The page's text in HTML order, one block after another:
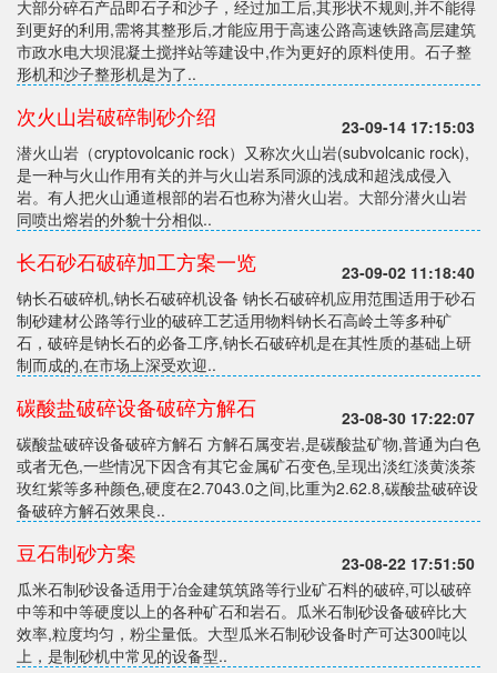
大部分碎石产品即石子和沙子，经过加工后,其形状不规则,并不能得
到更好的利用,需将其整形后,才能应用于高速公路高速铁路高层建筑
市政水电大坝混凝土搅拌站等建设中,作为更好的原料使用。石子整
形机和沙子整形机是为了..
次火山岩破碎制砂介绍
23-09-14 17:15:03
潜火山岩（cryptovolcanic rock）又称次火山岩(subvolcanic rock),
是一种与火山作用有关的并与火山岩系同源的浅成和超浅成侵入
岩。有人把火山通道根部的岩石也称为潜火山岩。大部分潜火山岩
同喷出熔岩的外貌十分相似..
长石砂石破碎加工方案一览
23-09-02 11:18:40
钠长石破碎机,钠长石破碎机设备 钠长石破碎机应用范围适用于砂石
制砂建材公路等行业的破碎工艺适用物料钠长石高岭土等多种矿
石，破碎是钠长石的必备工序,钠长石破碎机是在其性质的基础上研
制而成的,在市场上深受欢迎..
碳酸盐破碎设备破碎方解石
23-08-30 17:22:07
碳酸盐破碎设备破碎方解石 方解石属变岩,是碳酸盐矿物,普通为白色
或者无色,一些情况下因含有其它金属矿石变色,呈现出淡红淡黄淡茶
玫红紫等多种颜色,硬度在2.7043.0之间,比重为2.62.8,碳酸盐破碎设
备破碎方解石效果良..
豆石制砂方案
23-08-22 17:51:50
瓜米石制砂设备适用于冶金建筑筑路等行业矿石料的破碎,可以破碎
中等和中等硬度以上的各种矿石和岩石。瓜米石制砂设备破碎比大
效率,粒度均匀，粉尘量低。大型瓜米石制砂设备时产可达300吨以
上，是制砂机中常见的设备型..